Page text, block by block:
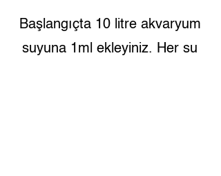
Başlangıçta 10 litre akvaryum
suyuna 1ml ekleyiniz. Her su